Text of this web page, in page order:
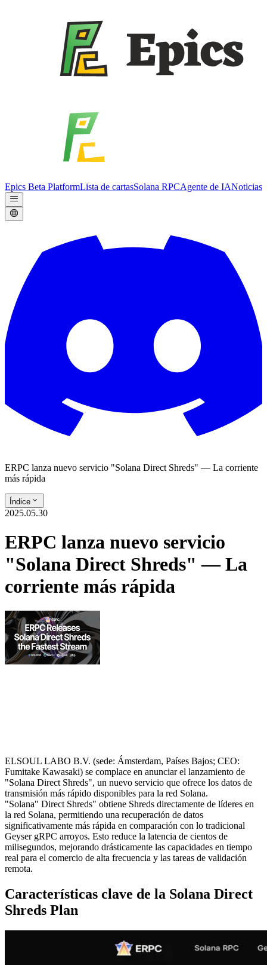
Epics Beta PlatformLista de cartasSolana RPCAgente de IANoticias
ERPC lanza nuevo servicio "Solana Direct Shreds" — La corriente
más rápida
Índice
2025.05.30
ERPC lanza nuevo servicio
"Solana Direct Shreds" — La
corriente más rápida
ELSOUL LABO B.V. (sede: Ámsterdam, Países Bajos; CEO:
Fumitake Kawasaki) se complace en anunciar el lanzamiento de
"Solana Direct Shreds", un nuevo servicio que ofrece los datos de
transmisión más rápido disponibles para la red Solana.
"Solana" Direct Shreds" obtiene Shreds directamente de líderes en
la red Solana, permitiendo una recuperación de datos
significativamente más rápida en comparación con lo tradicional
Geyser gRPC arroyos. Esto reduce la latencia de cientos de
milisegundos, mejorando drásticamente las capacidades en tiempo
real para el comercio de alta frecuencia y las tareas de validación
remota.
Características clave de la Solana Direct
Shreds Plan